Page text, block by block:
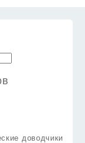
доводчики